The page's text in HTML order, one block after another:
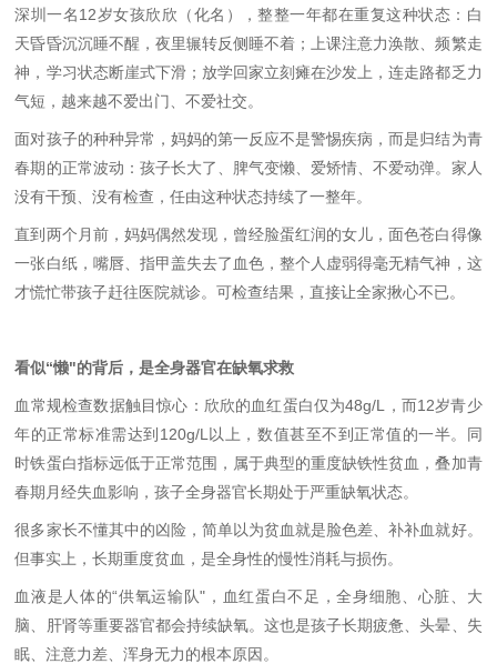
深圳一名12岁女孩欣欣（化名），整整一年都在重复这种状态：白
天昏昏沉沉睡不醒，夜里辗转反侧睡不着；上课注意力涣散、频繁走
神，学习状态断崖式下滑；放学回家立刻瘫在沙发上，连走路都乏力
气短，越来越不爱出门、不爱社交。
面对孩子的种种异常，妈妈的第一反应不是警惕疾病，而是归结为青
春期的正常波动：孩子长大了、脾气变懒、爱矫情、不爱动弹。家人
没有干预、没有检查，任由这种状态持续了一整年。
直到两个月前，妈妈偶然发现，曾经脸蛋红润的女儿，面色苍白得像
一张白纸，嘴唇、指甲盖失去了血色，整个人虚弱得毫无精气神，这
才慌忙带孩子赶往医院就诊。可检查结果，直接让全家揪心不已。
看似“懒"的背后，是全身器官在缺氧求救
血常规检查数据触目惊心：欣欣的血红蛋白仅为48g/L ，而12岁青少
年的正常标准需达到 120g/L 以上，数值甚至不到正常值的一半。同
时铁蛋白指标远低于正常范围，属于典型的重度缺铁性贫血，叠加青
春期月经失血影响，孩子全身器官长期处于严重缺氧状态。
很多家长不懂其中的凶险，简单以为贫血就是脸色差、补补血就好。
但事实上，长期重度贫血，是全身性的慢性消耗与损伤。
血液是人体的“供氧运输队" ，血红蛋白不足，全身细胞、心脏、大
脑、肝肾等重要器官都会持续缺氧。这也是孩子长期疲惫、头晕、失
眠、注意力差、浑身无力的根本原因。